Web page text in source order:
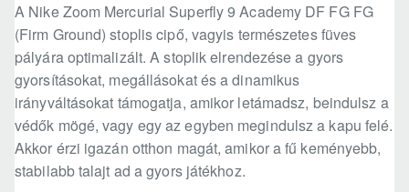
A Nike Zoom Mercurial Superfly 9 Academy DF FG FG
(Firm Ground) stoplis cipő, vagyis természetes füves
pályára optimalizált. A stoplik elrendezése a gyors
gyorsításokat, megállásokat és a dinamikus
irányváltásokat támogatja, amikor letámadsz, beindulsz a
védők mögé, vagy egy az egyben megindulsz a kapu felé.
Akkor érzi igazán otthon magát, amikor a fű keményebb,
stabilabb talajt ad a gyors játékhoz.